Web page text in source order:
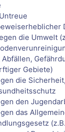
die Umwelt
Gebiete)
die
den
das
(z.B.